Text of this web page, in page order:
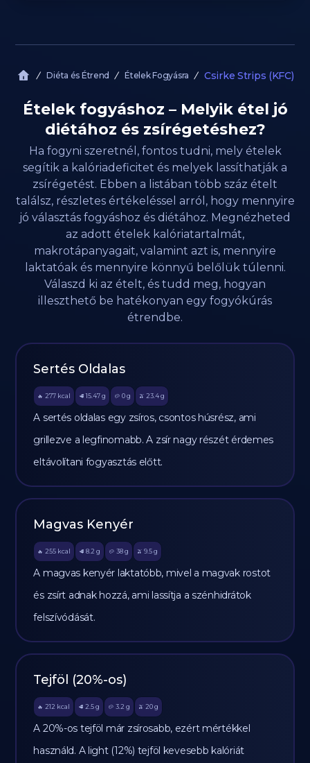
Diéta és Étrend Ételek Fogyásra Csirke Strips (KFC)
Ételek fogyáshoz – Melyik étel jó
diétához és zsírégetéshez?
Ha fogyni szeretnél, fontos tudni, mely ételek
segítik a kalóriadeficitet és melyek lassíthatják a
zsírégetést. Ebben a listában több száz ételt
találsz, részletes értékeléssel arról, hogy mennyire
jó választás fogyáshoz és diétához. Megnézheted
az adott ételek kalóriatartalmát,
makrotápanyagait, valamint azt is, mennyire
laktatóak és mennyire könnyű belőlük túlenni.
Válaszd ki az ételt, és tudd meg, hogyan
illeszthető be hatékonyan egy fogyókúrás
étrendbe.
Sertés Oldalas
🔥 277 kcal 🥩 15.47 g 🥔 0g 🫒 23.4 g
A sertés oldalas egy zsíros, csontos húsrész, ami
grillezve a legfinomabb. A zsír nagy részét érdemes
eltávolítani fogyasztás előtt.
Magvas Kenyér
🔥 255 kcal 🥩 8.2 g 🥔 38g 🫒 9.5 g
A magvas kenyér laktatóbb, mivel a magvak rostot
és zsírt adnak hozzá, ami lassítja a szénhidrátok
felszívódását.
Tejföl (20%-os)
🔥 212 kcal 🥩 2.5 g 🥔 3.2 g 🫒 20 g
A 20%-os tejföl már zsírosabb, ezért mértékkel
használd. A light (12%) tejföl kevesebb kalóriát